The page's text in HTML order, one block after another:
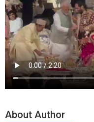
About Author